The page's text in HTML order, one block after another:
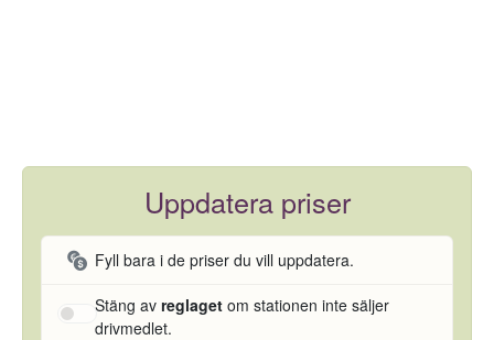
Uppdatera priser
Fyll bara i de priser du vill uppdatera.
Stäng av reglaget om stationen inte säljer
drivmedlet.